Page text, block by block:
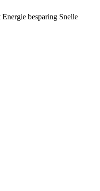
Energie besparing Snelle